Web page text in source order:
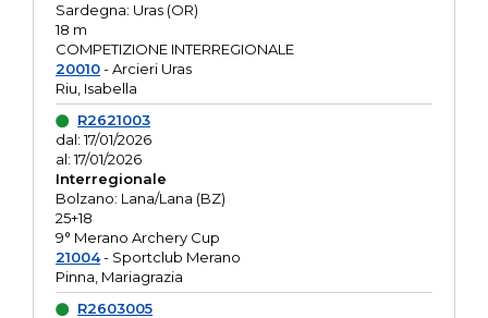
Sardegna: Uras (OR)
18 m
COMPETIZIONE INTERREGIONALE
20010- Arcieri Uras
Riu, Isabella
R2621003
dal: 17/01/2026
al: 17/01/2026
Interregionale
Bolzano: Lana/Lana (BZ)
25+18
9° Merano Archery Cup
21004- Sportclub Merano
Pinna, Mariagrazia
R2603005